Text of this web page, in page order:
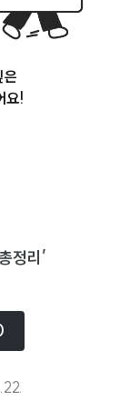
는
복한
은
요!
정리’